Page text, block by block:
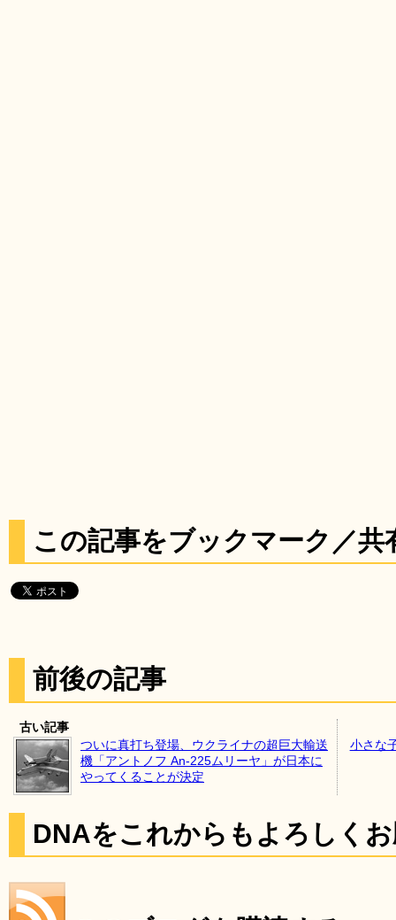
この記事をブックマーク／共
前後の記事
古い記事
ついに真打ち登場、ウクライナの超巨大輸送
機「アントノフ An-225ムリーヤ」が日本に
やってくることが決定
小さな
DNAをこれからもよろしく